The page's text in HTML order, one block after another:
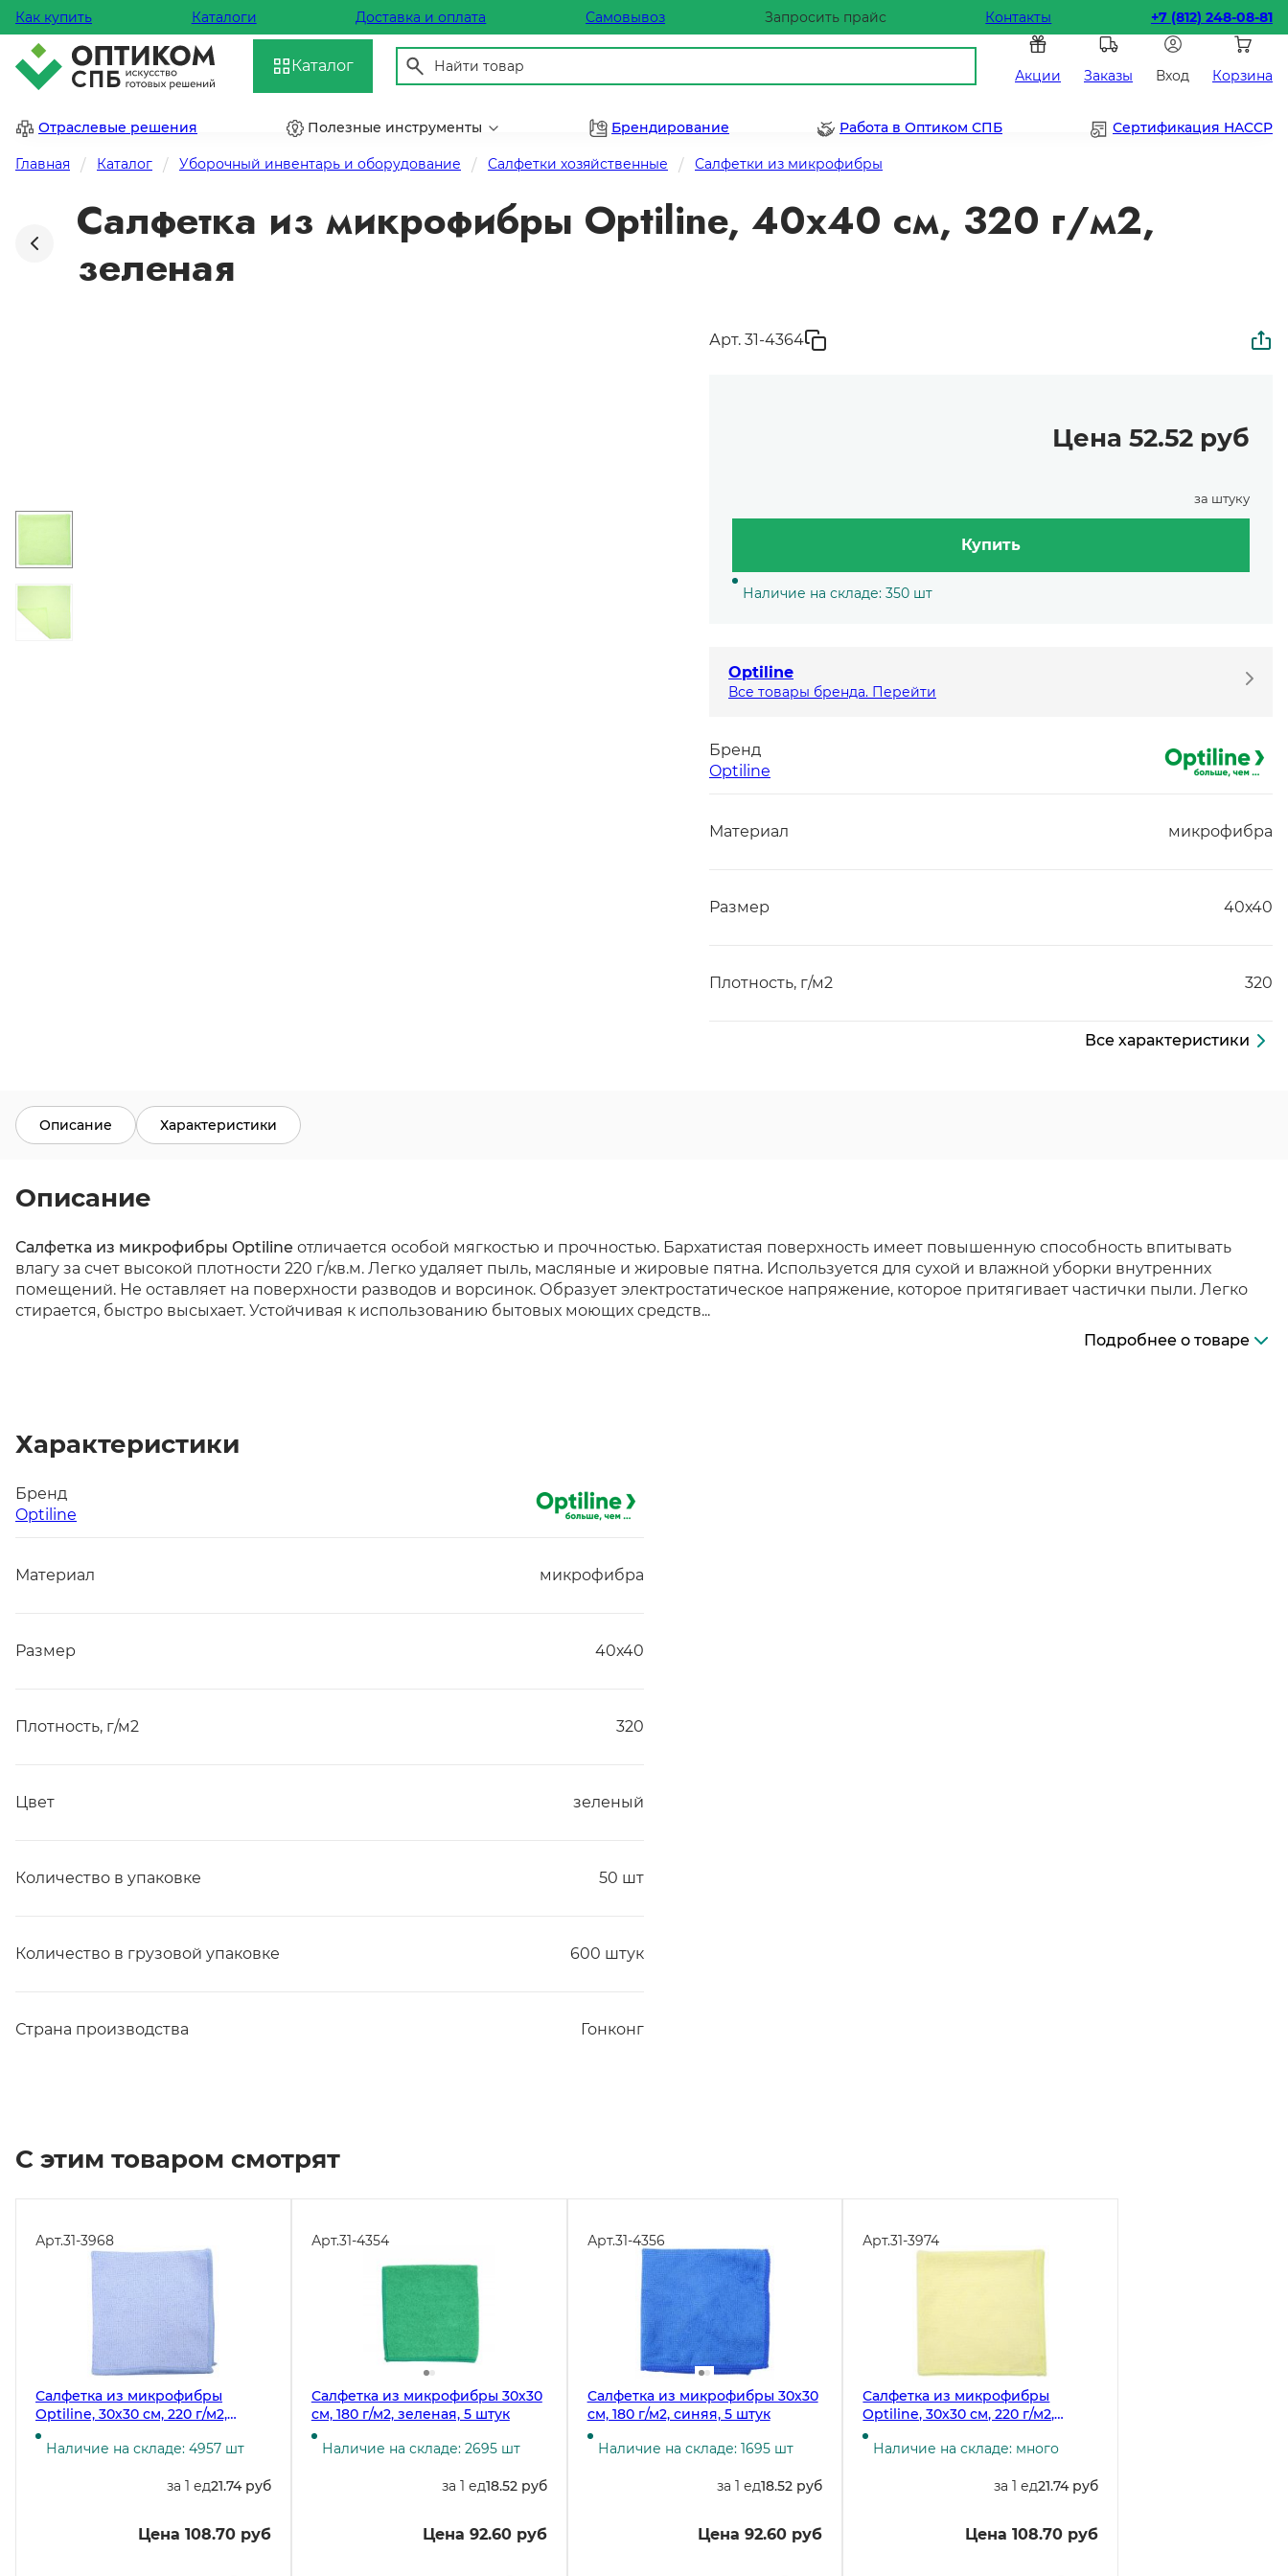
Как купить Каталоги Доставка и оплата Самовывоз Запросить прайс Контакты +7 (812) 248-08-81
Каталог
Акции Заказы Вход Корзина
Отраслевые решения Полезные инструменты Брендирование Работа в Оптиком СПБ Сертификация HACCP
Главная Каталог Уборочный инвентарь и оборудование Салфетки хозяйственные Салфетки из микрофибры
Салфетка из микрофибры Optiline, 40х40 см, 320 г/м2,
зеленая
Арт. 31-4364
Цена 52.52 руб
за штуку
Купить
Наличие на складе: 350 шт
Optiline
Все товары бренда. Перейти
Бренд
Optiline
Материал микрофибра
Размер 40х40
Плотность, г/м2 320
Все характеристики
Описание Характеристики
Описание
Салфетка из микрофибры Optiline отличается особой мягкостью и прочностью. Бархатистая поверхность имеет повышенную способность впитывать
влагу за счет высокой плотности 220 г/кв.м. Легко удаляет пыль, масляные и жировые пятна. Используется для сухой и влажной уборки внутренних
помещений. Не оставляет на поверхности разводов и ворсинок. Образует электростатическое напряжение, которое притягивает частички пыли. Легко
стирается, быстро высыхает. Устойчивая к использованию бытовых моющих средств...
Подробнее о товаре
Характеристики
Бренд
Optiline
Материал микрофибра
Размер 40х40
Плотность, г/м2 320
Цвет зеленый
Количество в упаковке 50 шт
Количество в грузовой упаковке 600 штук
Страна производства Гонконг
С этим товаром смотрят
Арт.31-3968
Салфетка из микрофибры
Optiline, 30х30 см, 220 г/м2,
голубая, 5 штук
Наличие на складе: 4957 шт
за 1 ед21.74 руб
Цена 108.70 руб
Арт.31-4354
Салфетка из микрофибры 30х30
см, 180 г/м2, зеленая, 5 штук
Наличие на складе: 2695 шт
за 1 ед18.52 руб
Цена 92.60 руб
Арт.31-4356
Салфетка из микрофибры 30х30
см, 180 г/м2, синяя, 5 штук
Наличие на складе: 1695 шт
за 1 ед18.52 руб
Цена 92.60 руб
Арт.31-3974
Салфетка из микрофибры
Optiline, 30х30 см, 220 г/м2,
желтая, 5 штук
Наличие на складе: много
за 1 ед21.74 руб
Цена 108.70 руб